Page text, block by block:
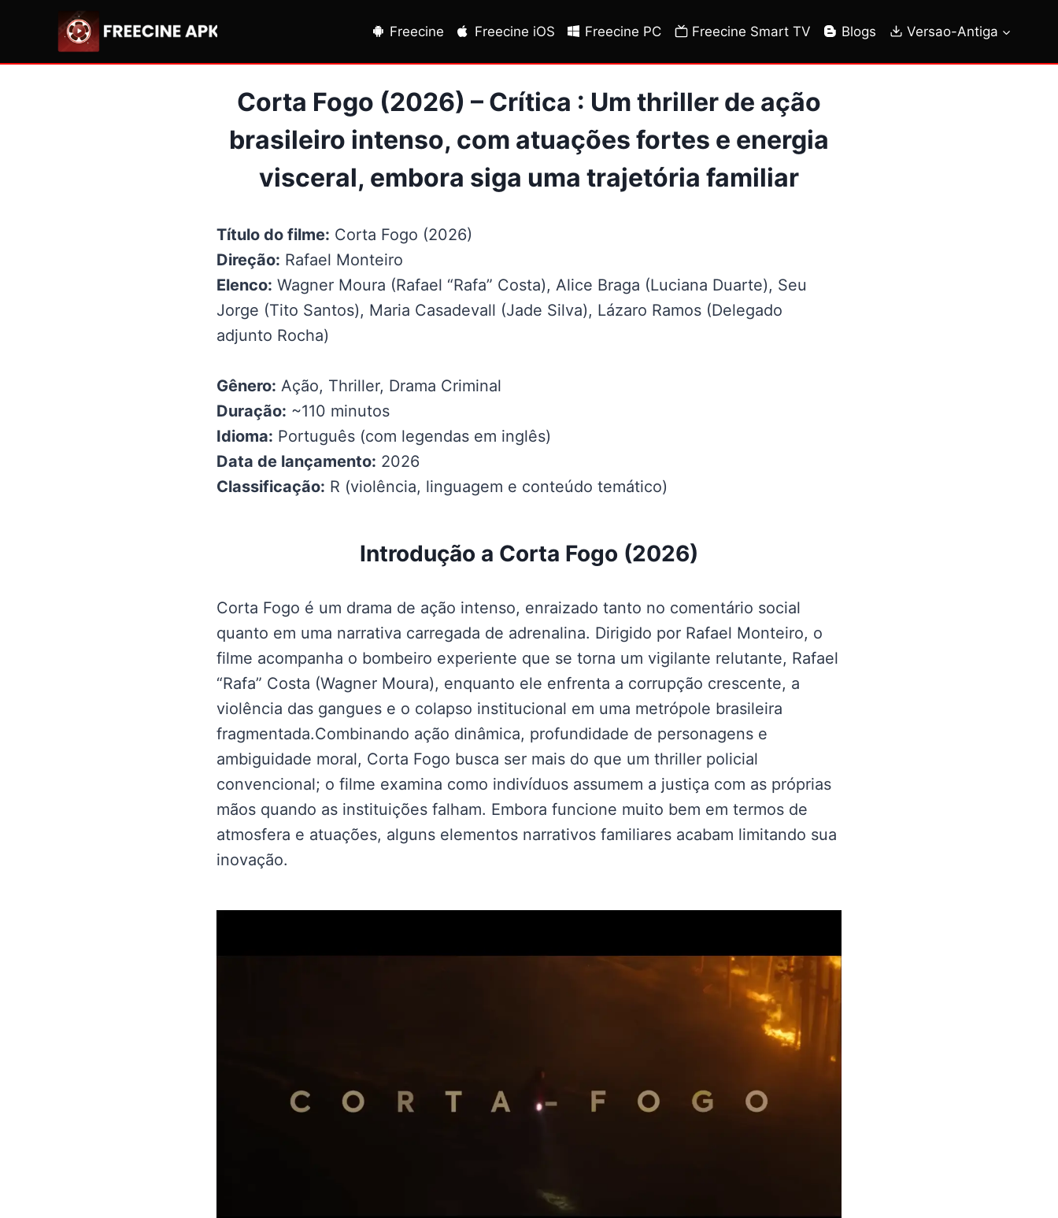
Freecine Freecine iOS Freecine PC Freecine Smart TV Blogs Versao-Antiga
Corta Fogo (2026) – Crítica : Um thriller de ação
brasileiro intenso, com atuações fortes e energia
visceral, embora siga uma trajetória familiar
Título do filme: Corta Fogo (2026)
Direção: Rafael Monteiro
Elenco: Wagner Moura (Rafael “Rafa” Costa), Alice Braga (Luciana Duarte), Seu
Jorge (Tito Santos), Maria Casadevall (Jade Silva), Lázaro Ramos (Delegado
adjunto Rocha)
Gênero: Ação, Thriller, Drama Criminal
Duração: ~110 minutos
Idioma: Português (com legendas em inglês)
Data de lançamento: 2026
Classificação: R (violência, linguagem e conteúdo temático)
Introdução a Corta Fogo (2026)
Corta Fogo é um drama de ação intenso, enraizado tanto no comentário social
quanto em uma narrativa carregada de adrenalina. Dirigido por Rafael Monteiro, o
filme acompanha o bombeiro experiente que se torna um vigilante relutante, Rafael
“Rafa” Costa (Wagner Moura), enquanto ele enfrenta a corrupção crescente, a
violência das gangues e o colapso institucional em uma metrópole brasileira
fragmentada.Combinando ação dinâmica, profundidade de personagens e
ambiguidade moral, Corta Fogo busca ser mais do que um thriller policial
convencional; o filme examina como indivíduos assumem a justiça com as próprias
mãos quando as instituições falham. Embora funcione muito bem em termos de
atmosfera e atuações, alguns elementos narrativos familiares acabam limitando sua
inovação.